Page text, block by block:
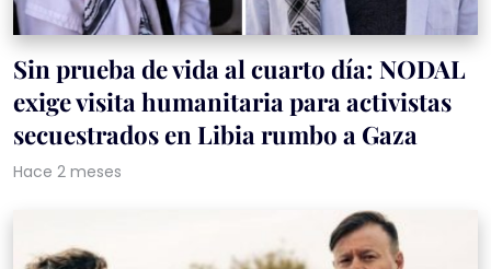
Sin prueba de vida al cuarto día: NODAL
exige visita humanitaria para activistas
secuestrados en Libia rumbo a Gaza
Hace 2 meses